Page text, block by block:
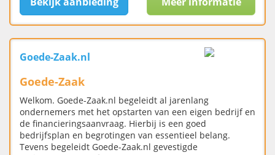
Goede-Zaak.nl
Goede-Zaak
Welkom. Goede-Zaak.nl begeleidt al jarenlang
ondernemers met het opstarten van een eigen bedrijf en
de financieringsaanvraag. Hierbij is een goed
bedrijfsplan en begrotingen van essentieel belang.
Tevens begeleidt Goede-Zaak.nl gevestigde